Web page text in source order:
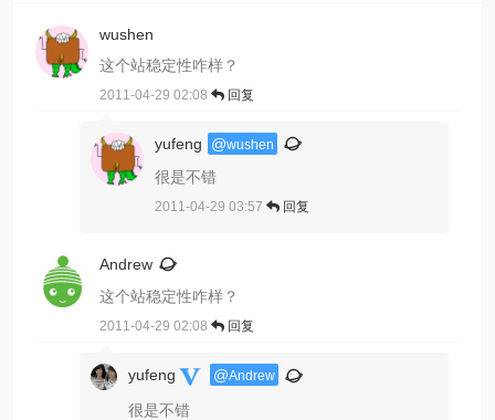
wushen
这个站稳定性咋样？
2011-04-29 02:08 回复
yufeng @wushen
很是不错
2011-04-29 03:57 回复
Andrew
这个站稳定性咋样？
2011-04-29 02:08 回复
yufeng @Andrew
很是不错